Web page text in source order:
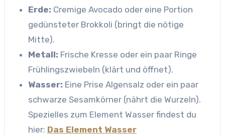
Erde: Cremige Avocado oder eine Portion
gedünsteter Brokkoli (bringt die nötige
Mitte).
Metall: Frische Kresse oder ein paar Ringe
Frühlingszwiebeln (klärt und öffnet).
Wasser: Eine Prise Algensalz oder ein paar
schwarze Sesamkörner (nährt die Wurzeln).
Spezielles zum Element Wasser findest du
hier: Das Element Wasser